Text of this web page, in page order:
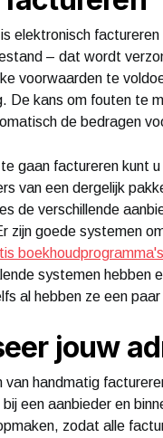
elektronisch
– dat wordt
voorwaarden te
De kans om fouten te
de bedragen
gaan factureren kunt
van een dergelijk
de verschillende
zijn goede systemen
boekhoudprogramma's
systemen hebben
al hebben ze een
jouw
van handmatig
een aanbieder en
zodat alle